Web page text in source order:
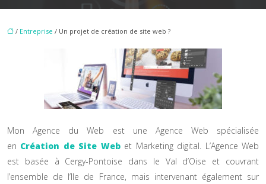
/ Entreprise / Un projet de création de site web ?
Mon Agence du Web est une Agence Web spécialisée
en Création de Site Webet Marketing digital. L’Agence Web
est basée à Cergy-Pontoise dans le Val d’Oise et couvrant
l’ensemble de l’Ile de France, mais intervenant également sur